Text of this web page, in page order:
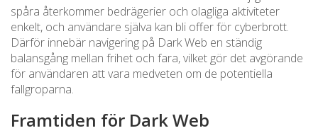
spåra återkommer bedrägerier och olagliga aktiviteter
enkelt, och användare själva kan bli offer för cyberbrott.
Därför innebär navigering på Dark Web en ständig
balansgång mellan frihet och fara, vilket gör det avgörande
för användaren att vara medveten om de potentiella
fallgroparna.
Framtiden för Dark Web